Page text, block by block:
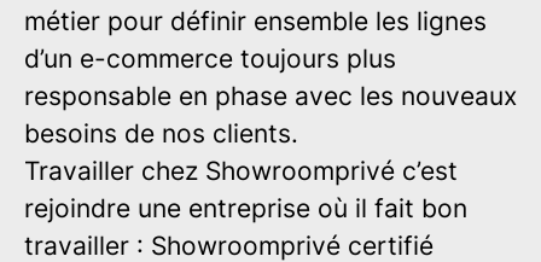
métier pour définir ensemble les lignes
d’un e-commerce toujours plus
responsable en phase avec les nouveaux
besoins de nos clients.
Travailler chez Showroomprivé c’est
rejoindre une entreprise où il fait bon
travailler : Showroomprivé certifié